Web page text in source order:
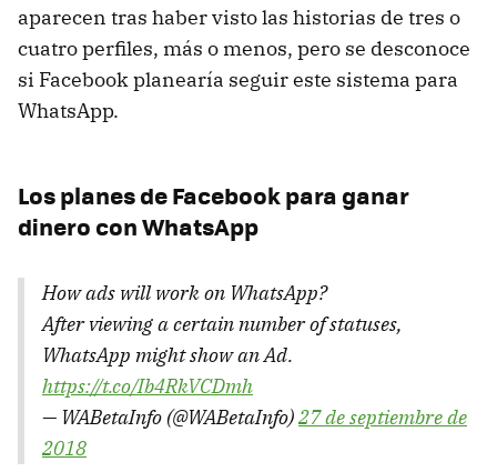
aparecen tras haber visto las historias de tres o
cuatro perfiles, más o menos, pero se desconoce
si Facebook planearía seguir este sistema para
WhatsApp.
Los planes de Facebook para ganar
dinero con WhatsApp
How ads will work on WhatsApp?
After viewing a certain number of statuses,
WhatsApp might show an Ad.
https://t.co/Ib4RkVCDmh
— WABetaInfo (@WABetaInfo)27 de septiembre de
2018